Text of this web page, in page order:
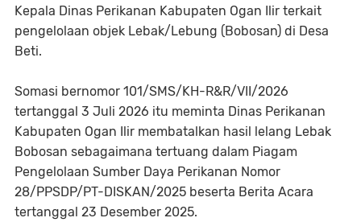
Kepala Dinas Perikanan Kabupaten Ogan Ilir terkait
pengelolaan objek Lebak/Lebung (Bobosan) di Desa
Beti.
Somasi bernomor 101/SMS/KH-R&R/VII/2026
tertanggal 3 Juli 2026 itu meminta Dinas Perikanan
Kabupaten Ogan Ilir membatalkan hasil lelang Lebak
Bobosan sebagaimana tertuang dalam Piagam
Pengelolaan Sumber Daya Perikanan Nomor
28/PPSDP/PT-DISKAN/2025 beserta Berita Acara
tertanggal 23 Desember 2025.